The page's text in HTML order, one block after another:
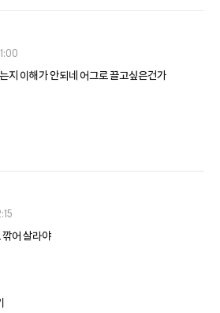
지 이해가 안되네 어그로 끌고싶은건가
깎어 살라야